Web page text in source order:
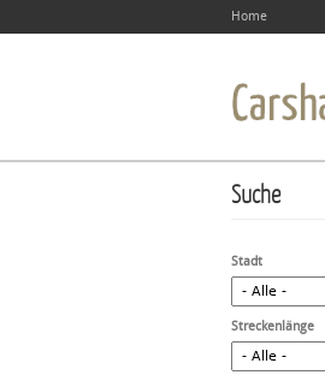
Home
Suche
Stadt
Streckenlänge